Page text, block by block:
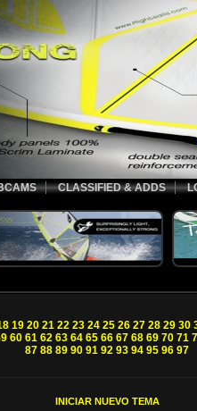
CLASSIFIED & ADDS
19 20 21 22 23 24 25 26 27 28 29 30
60 61 62 63 64 65 66 67 68 69 70 71
87 88 89 90 91 92 93 94 95 96 97
INICIAR NUEVO TEMA